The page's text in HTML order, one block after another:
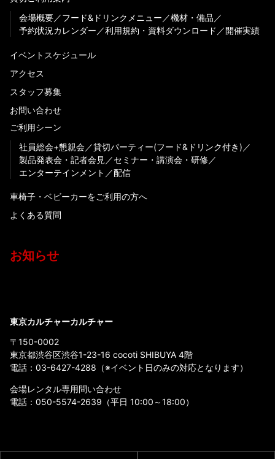
会場概要
フード&ドリンクメニュー
機材・備品
予約状況カレンダー
利用規約・資料ダウンロード 開催実績
イベントスケジュール
アクセス
スタッフ募集
お問い合わせ
ご利用シーン
社員総会+懇親会
貸切パーティー(フード&ドリンク付き)
製品発表会・記者会見
セミナー・講演会・研修
エンターテインメント
配信
車椅子・ベビーカーをご利用の方へ
よくある質問
お知らせ
東京カルチャーカルチャー
〒150-0002
東京都渋谷区渋谷1-23-16 cocoti SHIBUYA 4階
電話： 03-6427-4288 （※イベント日のみの対応となります）
会場レンタル専用問い合わせ
電話： 050-5574-2639 （平日 10:00～18:00）